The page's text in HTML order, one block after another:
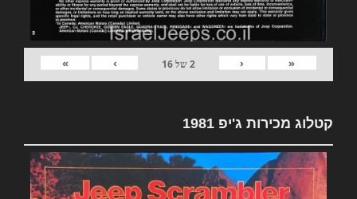
«
‹
2של16
›
»
קטלוג מכירות ג'יפ 1981